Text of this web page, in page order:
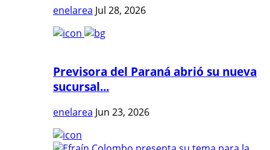
enelarea Jul 28, 2026
Previsora del Paraná abrió su nueva
sucursal...
enelarea Jun 23, 2026